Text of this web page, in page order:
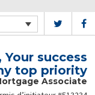
success
top priority
Associate